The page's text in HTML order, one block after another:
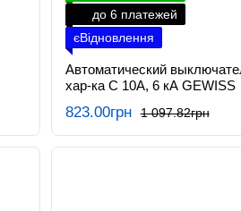
до 6 платежей
єВідновлення
Автоматический
хар-ка C 10А, 6 кА GEWISS
1 097.82грн
823.00грн